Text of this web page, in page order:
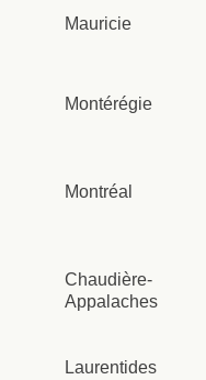
Mauricie
Montérégie
Montréal
Chaudière-
Appalaches
Laurentides